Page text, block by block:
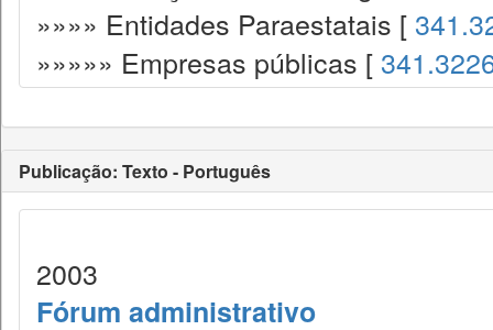
»»»» Entidades Paraestatais [
»»»»» Empresas públicas [
Publicação: Texto - Português
2003
Fórum administrativo